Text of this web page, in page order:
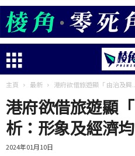
主頁 最新 港府欲借旅遊顯「 由治及興
港府欲借旅遊顯
析：形象及經濟
2024年01月10日